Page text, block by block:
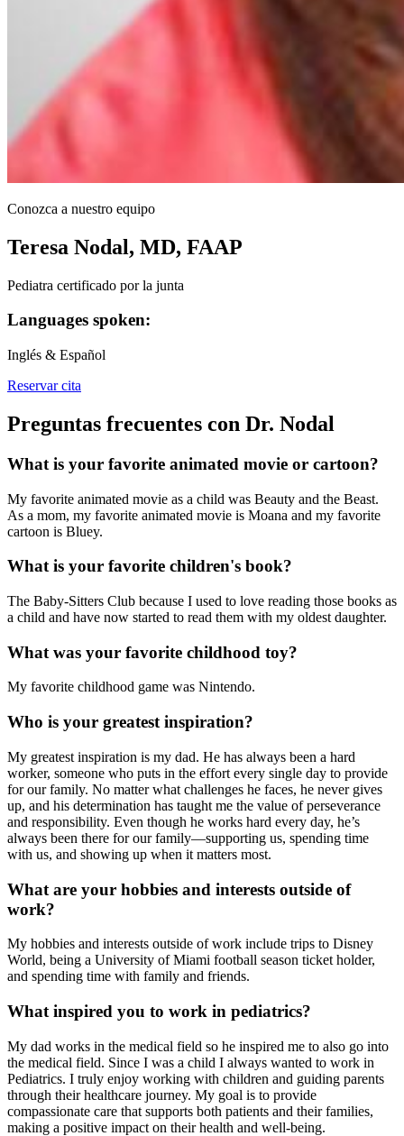
Conozca a nuestro equipo
Teresa Nodal, MD, FAAP
Pediatra certificado por la junta
Languages spoken:
Inglés & Español
Reservar cita
Preguntas frecuentes con Dr. Nodal
What is your favorite animated movie or cartoon?
My favorite animated movie as a child was Beauty and the Beast.
As a mom, my favorite animated movie is Moana and my favorite
cartoon is Bluey.
What is your favorite children's book?
The Baby-Sitters Club because I used to love reading those books as
a child and have now started to read them with my oldest daughter.
What was your favorite childhood toy?
My favorite childhood game was Nintendo.
Who is your greatest inspiration?
My greatest inspiration is my dad. He has always been a hard
worker, someone who puts in the effort every single day to provide
for our family. No matter what challenges he faces, he never gives
up, and his determination has taught me the value of perseverance
and responsibility. Even though he works hard every day, he’s
always been there for our family—supporting us, spending time
with us, and showing up when it matters most.
What are your hobbies and interests outside of
work?
My hobbies and interests outside of work include trips to Disney
World, being a University of Miami football season ticket holder,
and spending time with family and friends.
What inspired you to work in pediatrics?
My dad works in the medical field so he inspired me to also go into
the medical field. Since I was a child I always wanted to work in
Pediatrics. I truly enjoy working with children and guiding parents
through their healthcare journey. My goal is to provide
compassionate care that supports both patients and their families,
making a positive impact on their health and well-being.